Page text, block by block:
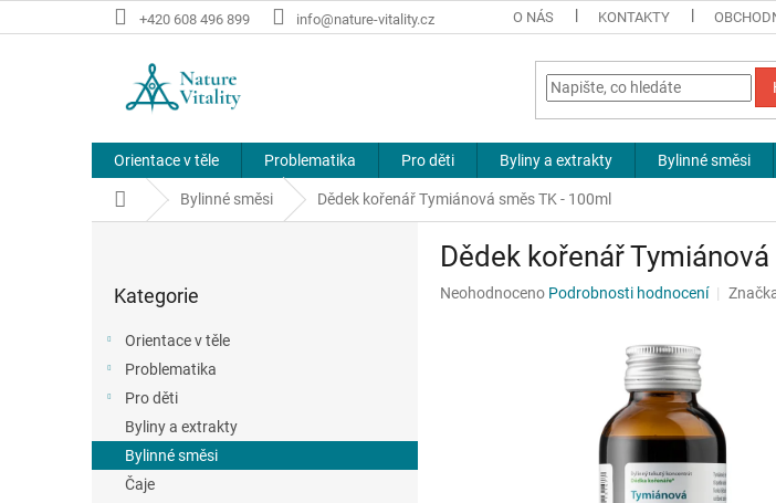
na
+420 608 496 899 info@nature-vitality.cz O NÁS KONTAKTY
Orientace v těle Problematika Pro děti Byliny a extrakty Bylinné směsi
Domů Bylinné směsi Dědek kořenář Tymiánová směs TK - 100ml
a
kategorie
Kategorie
Orientace v těle
Problematika
Pro děti
Byliny a extrakty
Bylinné směsi
Čaje
Dědek kořenář Tymiánová
Průměrné
Neohodnoceno Podrobnosti hodnocení